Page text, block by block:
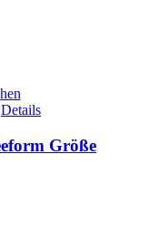
Details
Größe